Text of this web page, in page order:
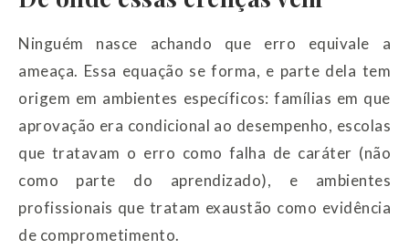
Ninguém nasce achando que erro equivale a
ameaça. Essa equação se forma, e parte dela tem
origem em ambientes específicos: famílias em que
aprovação era condicional ao desempenho, escolas
que tratavam o erro como falha de caráter (não
como parte do aprendizado), e ambientes
profissionais que tratam exaustão como evidência
de comprometimento.